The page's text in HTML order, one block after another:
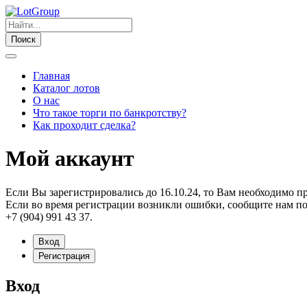
Поиск
Главная
Каталог лотов
О нас
Что такое торги по банкротству?
Как проходит сделка?
Мой аккаунт
Если Вы зарегистрировались до 16.10.24, то Вам необходимо
Если во время регистрации возникли ошибки, сообщите нам
+7 (904) 991 43 37.
Вход
Регистрация
Вход